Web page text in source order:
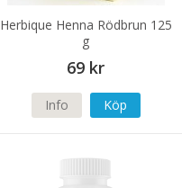
Herbique Henna Rödbrun 125
g
69 kr
Info Köp